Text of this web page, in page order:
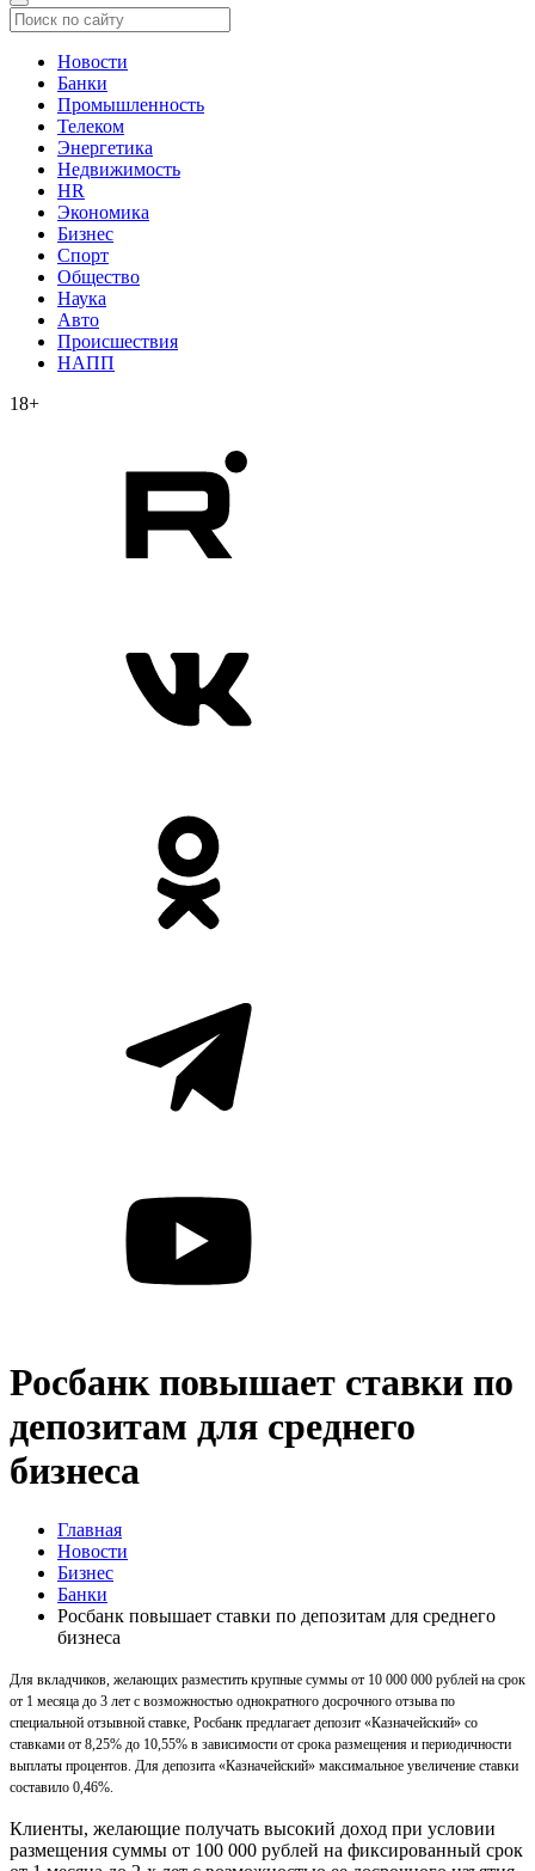
Новости
Банки
Промышленность
Телеком
Энергетика
Недвижимость
HR
Экономика
Бизнес
Спорт
Общество
Наука
Авто
Происшествия
НАПП
18+
Росбанк повышает ставки по
депозитам для среднего
бизнеса
Главная
Новости
Бизнес
Банки
Росбанк повышает ставки по депозитам для среднего
бизнеса
Для вкладчиков, желающих разместить крупные суммы от 10 000 000 рублей на срок
от 1 месяца до 3 лет с возможностью однократного досрочного отзыва по
специальной отзывной ставке, Росбанк предлагает депозит «Казначейский» со
ставками от 8,25% до 10,55% в зависимости от срока размещения и периодичности
выплаты процентов. Для депозита «Казначейский» максимальное увеличение ставки
составило 0,46%.
Клиенты, желающие получать высокий доход при условии
размещения суммы от 100 000 рублей на фиксированный срок